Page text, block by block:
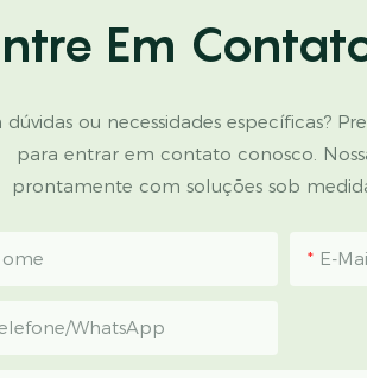
Em
dúvidas ou necessidades específicas?
para entrar em contato conosco.
prontamente com soluções sob
E-
WhatsApp